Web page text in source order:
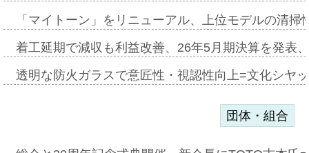
「マイトーン」をリニューアル、上位モデルの清
着工延期で減収も利益改善、26年5月期決算を発表
透明な防火ガラスで意匠性・視認性向上=文化シヤ
団体・組合